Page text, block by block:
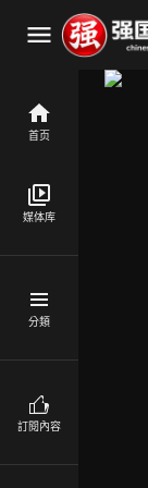
首页
媒体库
分類
訂閱內容